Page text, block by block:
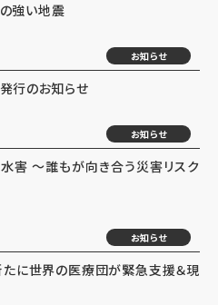
強い地震
お知らせ
行のお知らせ
お知らせ
害 ～誰もが向き合う災害リスク
お知らせ
たに世界の医療団が緊急支援＆現